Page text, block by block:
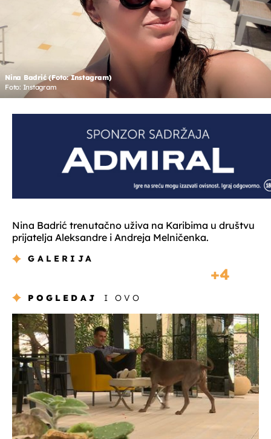
Nina Badrić (Foto: Instagram)
Foto: Instagram
Nina Badrić trenutačno uživa na Karibima u društvu
prijatelja Aleksandre i Andreja Melničenka.
GALERIJA
4
POGLEDAJ I OVO